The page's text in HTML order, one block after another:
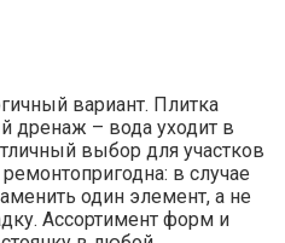
вариант. Плитка
дренаж – вода уходит в
выбор для участков
в случае
один элемент, а не
Ассортимент форм и